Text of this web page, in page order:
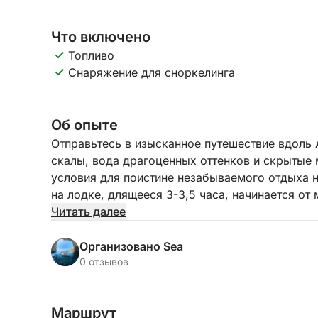
Что включено
Топливо
Снаряжение для сноркелинга
Об опыте
Отправьтесь в изысканное путешествие
скалы, вода драгоценных оттенков и
условия для поистине незабываемого
на лодке, длящееся 3-3,5 часа, начинается
одного из самых красивых участков
Проплывая мимо Химаре, пляжей Ливади,
насладиться каждой остановкой. Маршрут
Читать далее
Организовано Sea
0 отзывов
Маршрут